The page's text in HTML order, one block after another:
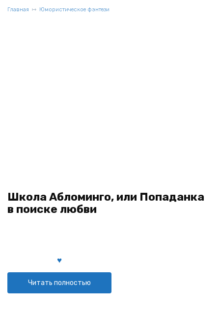
Главная Юмористическое фэнтези
Школа Абломинго, или Попаданка
в поиске любви
Читать полностью